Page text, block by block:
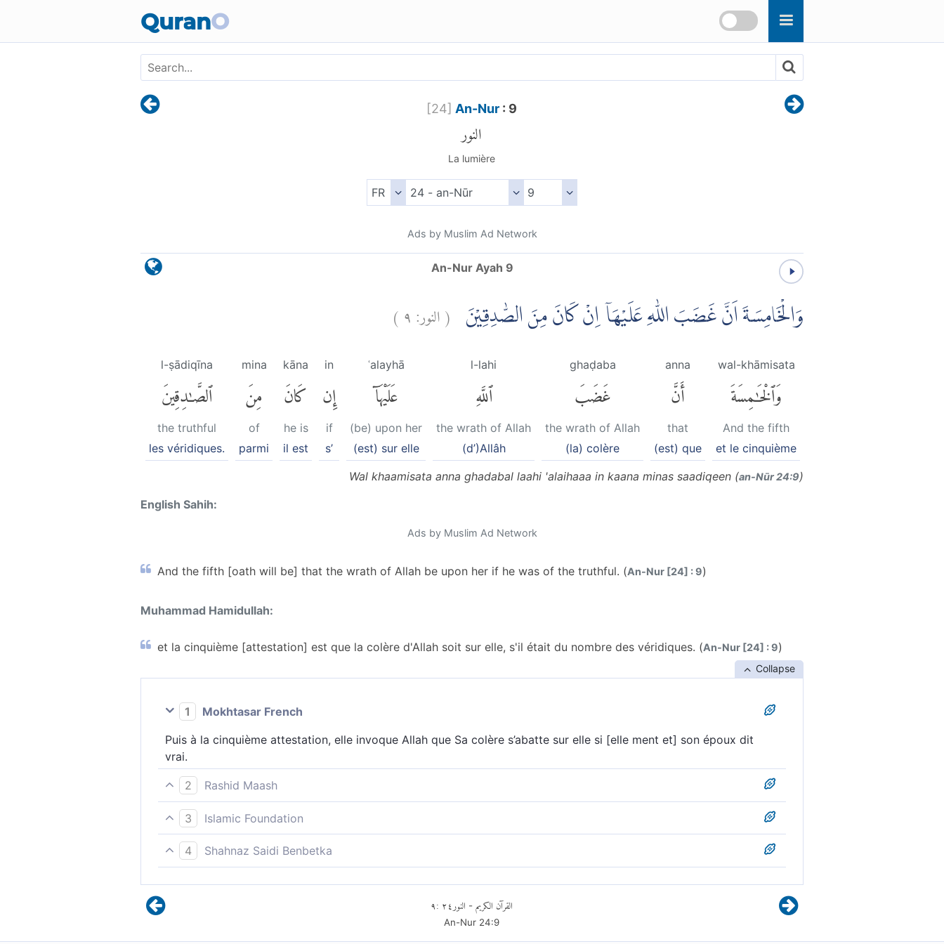
QuranO
[24] An-Nur : 9
النور
La lumière
Ads by Muslim Ad Network
An-Nur Ayah 9
وَالْخَامِسَةَ اَنَّ غَضَبَ اللّٰهِ عَلَيْهَآ اِنْ كَانَ مِنَ الصّٰدِقِيْنَ (النور:٩)
wal-khāmisata
وَٱلْخَٰمِسَةَ
And the fifth
et le cinquième
anna
أَنَّ
that
(est) que
ghaḍaba
غَضَبَ
the wrath of Allah
(la) colère
l-lahi
ٱللَّهِ
the wrath of Allah
(d’)Allâh
ʿalayhā
عَلَيْهَآ
(be) upon her
(est) sur elle
in
إِن
if
s’
kāna
كَانَ
he is
il est
mina
مِنَ
of
parmi
l-ṣādiqīna
ٱلصَّٰدِقِينَ
the truthful
les véridiques.
Wal khaamisata anna ghadabal laahi 'alaihaaa in kaana minas saadiqeen (an-Nūr 24:9)
English Sahih:
Ads by Muslim Ad Network
And the fifth [oath will be] that the wrath of Allah be upon her if he was of the truthful. (An-Nur [24] : 9)
Muhammad Hamidullah:
et la cinquième [attestation] est que la colère d'Allah soit sur elle, s'il était du nombre des véridiques. (An-Nur [24] : 9)
Collapse
1
Mokhtasar French
Puis à la cinquième attestation, elle invoque Allah que Sa colère s’abatte sur elle si [elle ment et] son époux dit
vrai.
2
Rashid Maash
9 Elle devra ensuite, par une cinquième formule, appeler la colère d’Allah sur elle si celui-ci dit la vérité.
3
Islamic Foundation
La cinquième fois, elle appellera la colère d’Allah sur elle, si (son époux) dit vrai
4
Shahnaz Saidi Benbetka
القرآن الكريم - النور٢٤:٩
An-Nur 24:9